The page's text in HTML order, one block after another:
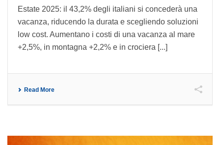
Estate 2025: il 43,2% degli italiani si concederà una
vacanza, riducendo la durata e scegliendo soluzioni
low cost. Aumentano i costi di una vacanza al mare
+2,5%, in montagna +2,2% e in crociera [...]
Read More